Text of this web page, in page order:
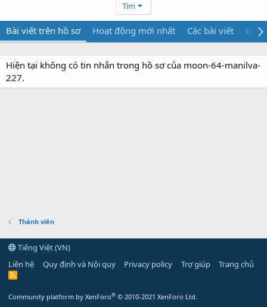
Tìm
Bài viết trên hồ sơ Hoạt động mới nhất Các bài viết Giới
Hiện tại không có tin nhắn trong hồ sơ của moon-64-manilva-
227.
Thành viên
Tiếng Việt (VN)
Liên hệ
Quy định và Nội quy Privacy policy Trợ giúp Trang chủ
R
Community platform by XenForo® © 2010-2021 XenForo Ltd.